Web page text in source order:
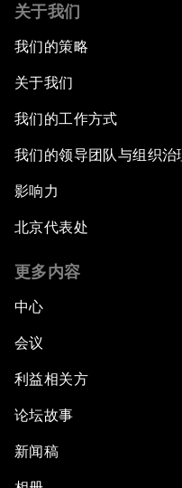
An Insight, An Idea
The Future of the
Welcome to the
Champions 2014
Opening Plenary
The New Climate
Dot.com Again?
关于我们
我们的策略
关于我们
我们的工作方式
我们的领导团队与组织治
影响力
北京代表处
更多内容
中心
会议
利益相关方
论坛故事
新闻稿